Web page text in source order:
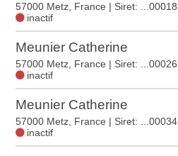
57000 Metz, France | Siret: ...00018
inactif
Meunier Catherine
57000 Metz, France | Siret: ...00026
inactif
Meunier Catherine
57000 Metz, France | Siret: ...00034
inactif